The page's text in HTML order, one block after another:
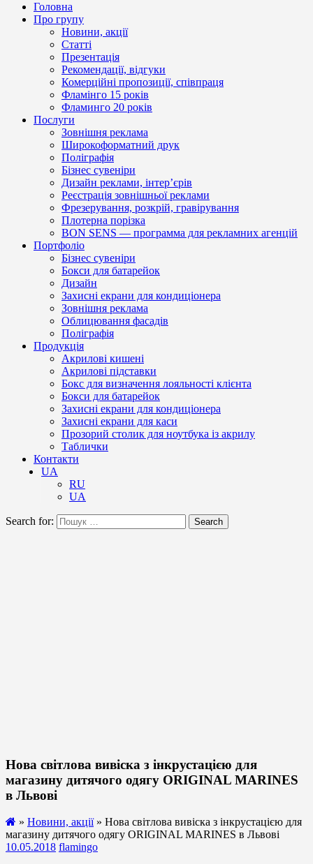
Головна
Про групу
Новини, акції
Статті
Презентація
Рекомендації, відгуки
Комерційні пропозиції, співпраця
Фламінго 15 років
Фламинго 20 років
Послуги
Зовнішня реклама
Широкоформатний друк
Поліграфія
Бізнес сувеніри
Дизайн реклами, інтер’єрів
Реєстрація зовнішньої реклами
Фрезерування, розкрій, гравірування
Плотерна порізка
BON SENS — программа для рекламних агенцій
Портфоліо
Бізнес сувеніри
Бокси для батарейок
Дизайн
Захисні екрани для кондиціонера
Зовнішня реклама
Облицювання фасадів
Поліграфія
Продукція
Акрилові кишені
Акрилові підставки
Бокс для визначення лояльності клієнта
Бокси для батарейок
Захисні екрани для кондиціонера
Захисні екрани для каси
Прозорий столик для ноутбука із акрилу
Таблички
Контакти
UA
RU
UA
Search for: Search
Нова світлова вивіска з інкрустацією для
магазину дитячого одягу ORIGINAL MARINES
в Львові
» Новини, акції» Нова світлова вивіска з інкрустацією для
магазину дитячого одягу ORIGINAL MARINES в Львові
10.05.2018 flamingo